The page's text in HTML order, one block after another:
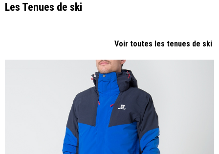
Les Tenues de ski
Voir toutes les tenues de ski